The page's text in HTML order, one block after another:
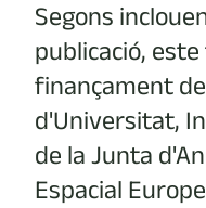
Segons
publicació,
finançament
d'Universitat,
de la Junta
Espacial